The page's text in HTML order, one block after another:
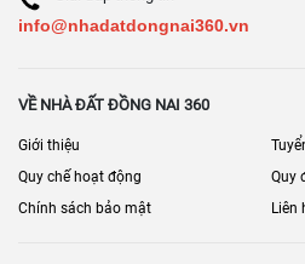
info@nhadatdongnai360.vn
VỀ NHÀ ĐẤT ĐỒNG NAI 360
Giới thiệu
Quy chế hoạt động
Quy
Chính sách bảo mật
Liên